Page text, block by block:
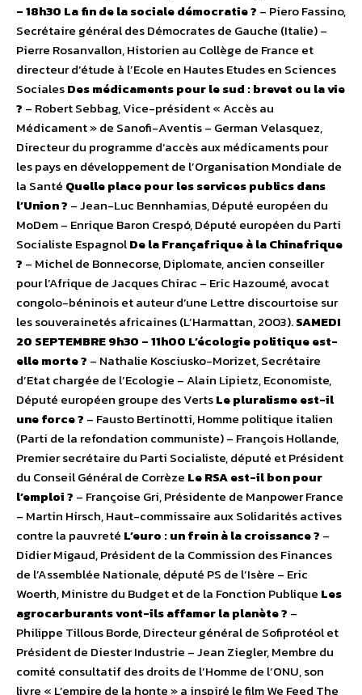
– 18h30 La fin de la sociale démocratie ? – Piero Fassino,
Secrétaire général des Démocrates de Gauche (Italie) –
Pierre Rosanvallon, Historien au Collège de France et
directeur d’étude à l’Ecole en Hautes Etudes en Sciences
SocialesDes médicaments pour le sud : brevet ou la vie
? – Robert Sebbag, Vice-président « Accès au
Médicament » de Sanofi-Aventis – German Velasquez,
Directeur du programme d’accès aux médicaments pour
les pays en développement de l’Organisation Mondiale de
la Santé Quelle place pour les services publics dans
l’Union ? – Jean-Luc Bennhamias, Député européen du
MoDem – Enrique Baron Crespó, Député européen du Parti
Socialiste EspagnolDe la Françafrique à la Chinafrique
? – Michel de Bonnecorse, Diplomate, ancien conseiller
pour l’Afrique de Jacques Chirac – Eric Hazoumé, avocat
congolo-béninois et auteur d’une Lettre discourtoise sur
les souverainetés africaines (L’Harmattan, 2003).SAMEDI
20 SEPTEMBRE9h30 – 11h00 L’écologie politique est-
elle morte ? – Nathalie Kosciusko-Morizet, Secrétaire
d’Etat chargée de l’Ecologie – Alain Lipietz, Economiste,
Député européen groupe des VertsLe pluralisme est-il
une force ? – Fausto Bertinotti, Homme politique italien
(Parti de la refondation communiste) – François Hollande,
Premier secrétaire du Parti Socialiste, député et Président
du Conseil Général de Corrèze Le RSA est-il bon pour
l’emploi ? – Françoise Gri, Présidente de Manpower France
– Martin Hirsch, Haut-commissaire aux Solidarités actives
contre la pauvreté L’euro : un frein à la croissance ? –
Didier Migaud, Président de la Commission des Finances
de l’Assemblée Nationale, député PS de l’Isère – Eric
Woerth, Ministre du Budget et de la Fonction Publique Les
agrocarburants vont-ils affamer la planète ? –
Philippe Tillous Borde, Directeur général de Sofiprotéol et
Président de Diester Industrie – Jean Ziegler, Membre du
comité consultatif des droits de l’Homme de l’ONU, son
livre « L’empire de la honte » a inspiré le film We Feed The